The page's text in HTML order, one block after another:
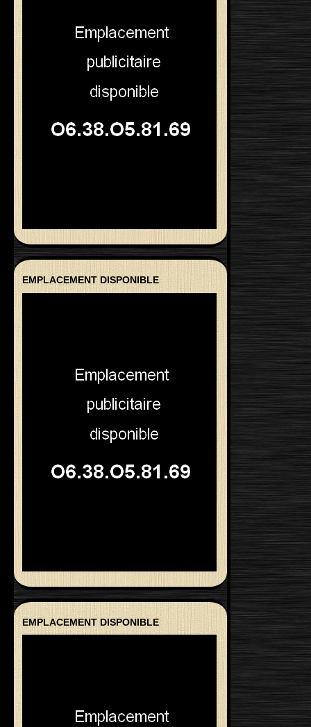
EMPLACEMENT DISPONIBLE
EMPLACEMENT DISPONIBLE